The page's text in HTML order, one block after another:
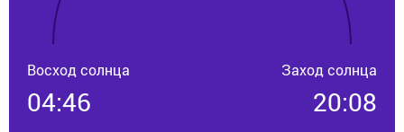
Восход солнца
04:46
Заход солнца
20:08